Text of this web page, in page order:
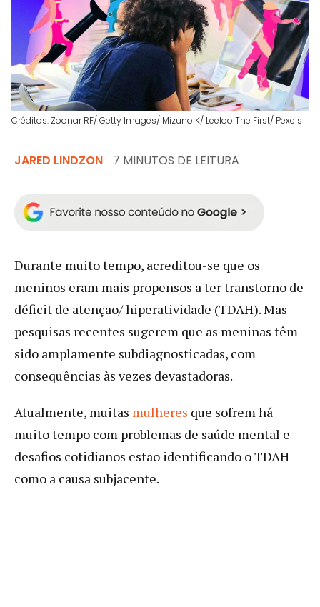
Créditos: Zoonar RF/ Getty Images/ Mizuno K/ Leeloo The First/ Pexels
JARED LINDZON 7 MINUTOS DE LEITURA
Durante muito tempo, acreditou-se que os
meninos eram mais propensos a ter transtorno de
déficit de atenção/ hiperatividade (TDAH). Mas
pesquisas recentes sugerem que as meninas têm
sido amplamente subdiagnosticadas, com
consequências às vezes devastadoras.
Atualmente, muitas mulheres que sofrem há
muito tempo com problemas de saúde mental e
desafios cotidianos estão identificando o TDAH
como a causa subjacente.